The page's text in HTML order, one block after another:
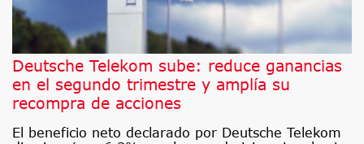
Deutsche Telekom sube: reduce ganancias
en el segundo trimestre y amplía su
recompra de acciones
El beneficio neto declarado por Deutsche Telekom